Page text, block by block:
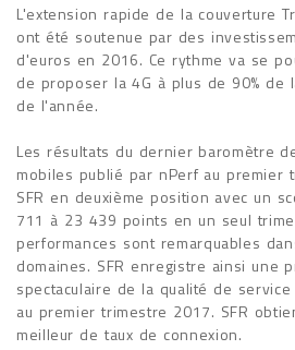
L'extension rapide de la couverture
ont été soutenue par des
d'euros en 2016. Ce rythme va se
de proposer la 4G à plus de 90% de
de l'année.
Les résultats du dernier baromètre
mobiles publié par nPerf au premier
SFR en deuxième position avec un
711 à 23 439 points en un seul
performances sont remarquables
domaines. SFR enregistre ainsi une
spectaculaire de la qualité de
au premier trimestre 2017. SFR
meilleur de taux de connexion.